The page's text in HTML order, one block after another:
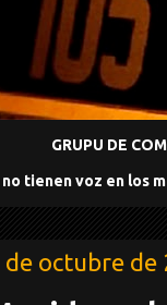
GRUPU DE
tienen voz en los
de octubre de